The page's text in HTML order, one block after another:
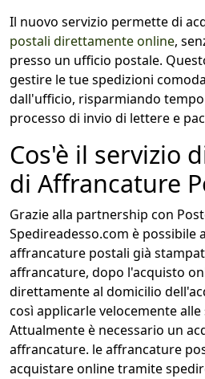
calcola
Il nuovo servizio permette di
postali direttamente online,
presso un ufficio postale.
gestire le tue spedizioni
dall'ufficio, risparmiando
processo di invio di lettere e
Cos'è il servizio
di Affrancature
Grazie alla partnership con
Spedireadesso.com è possibile
affrancature postali già
affrancature, dopo l'acquisto
direttamente al domicilio
così applicarle velocemente
Attualmente è necessario un
affrancature. le affrancature
acquistare online tramite